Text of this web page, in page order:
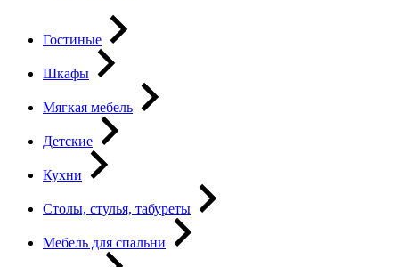
Гостиные
Шкафы
Мягкая мебель
Детские
Кухни
Столы, стулья, табуреты
Мебель для спальни